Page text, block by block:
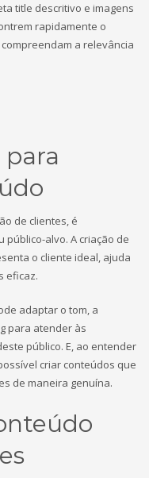
title descritivo e imagens
rapidamente o
a relevância
de clientes, é
alvo. A criação de
o cliente ideal, ajuda
eficaz.
adaptar o tom, a
para atender às
público. E, ao entender
criar conteúdos que
de maneira genuína.